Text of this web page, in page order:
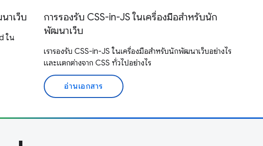
าเว็บ
ใน
การรองรับ CSS-in-JS ในเครื่องมือสำหรับนัก
พัฒนาเว็บ
เรารองรับ CSS-in-JS ในเครื่องมือสำหรับนักพัฒนาเว็บอย่างไร
และแตกต่างจาก CSS ทั่วไปอย่างไร
อ่านเอกสาร